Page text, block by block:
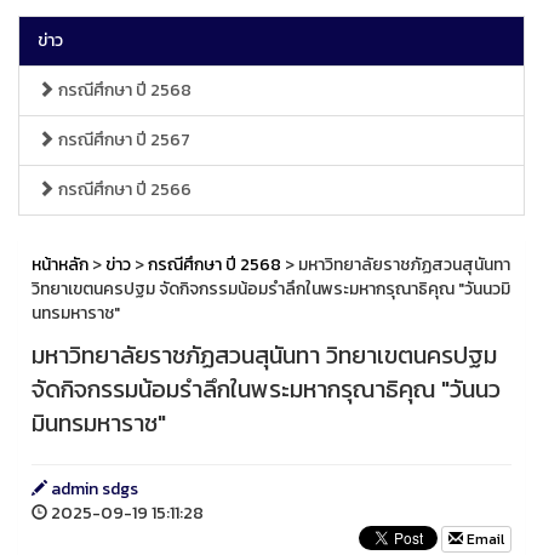
ข่าว
กรณีศึกษา ปี 2568
กรณีศึกษา ปี 2567
กรณีศึกษา ปี 2566
หน้าหลัก>ข่าว>กรณีศึกษา ปี 2568 > มหาวิทยาลัยราชภัฏสวนสุนันทา
วิทยาเขตนครปฐม จัดกิจกรรมน้อมรำลึกในพระมหากรุณาธิคุณ "วันนวมิ
นทรมหาราช"
มหาวิทยาลัยราชภัฏสวนสุนันทา วิทยาเขตนครปฐม
จัดกิจกรรมน้อมรำลึกในพระมหากรุณาธิคุณ "วันนว
มินทรมหาราช"
admin sdgs
2025-09-19 15:11:28
Email